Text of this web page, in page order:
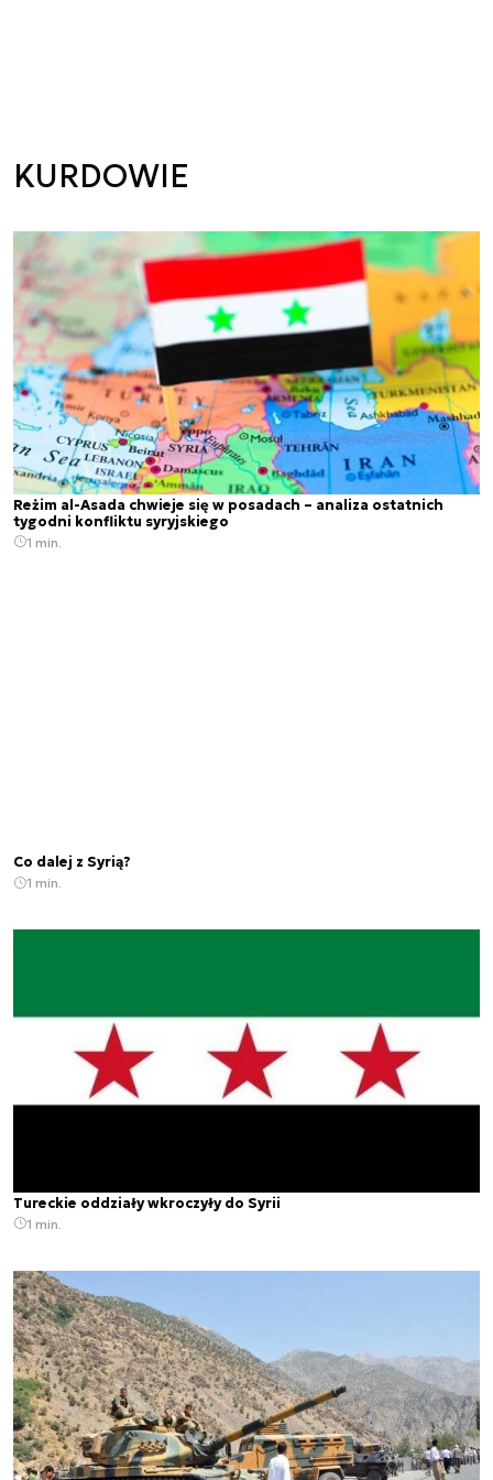
KURDOWIE
Reżim al-Asada chwieje się w posadach – analiza ostatnich
tygodni konfliktu syryjskiego
1 min.
Co dalej z Syrią?
1 min.
Tureckie oddziały wkroczyły do Syrii
1 min.